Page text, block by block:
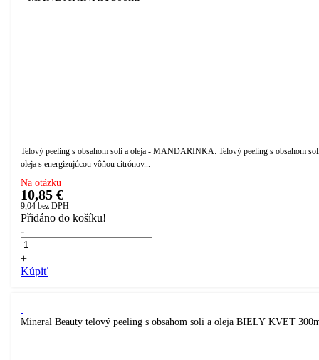
Telový peeling s obsahom soli a oleja - MANDARINKA: Telový peeling s obsahom
oleja s energizujúcou vôňou citrónov...
Na otázku
10,85 €
9,04 bez DPH
Přidáno do košíku!
-
+
Kúpiť
Mineral Beauty telový peeling s obsahom soli a oleja BIELY KVET